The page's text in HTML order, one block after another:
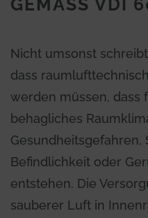
Nicht umsonst
dass
werden müssen, dass
behagliches
Gesundheitsgefahren,
Befindlichkeit oder
entstehen. Die
sauberer Luft in